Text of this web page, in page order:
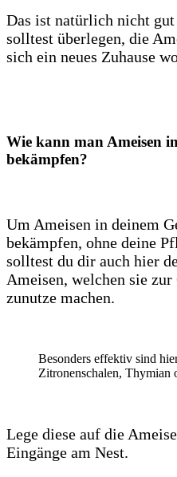
Das ist natürlich nicht
solltest überlegen, die
sich ein neues Zuhause
Wie kann man Ameisen
bekämpfen?
Um Ameisen in deinem
bekämpfen, ohne deine
solltest du dir auch hier
Ameisen, welchen sie
zunutze machen.
Besonders effektiv sind
Zitronenschalen, Thymian
Lege diese auf die
Eingänge am Nest.